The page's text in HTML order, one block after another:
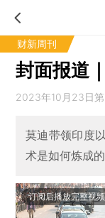
财新周刊
封面报道
2023年10月23日第
莫迪带领印度
术是如何炼成
订阅后播放完整视频